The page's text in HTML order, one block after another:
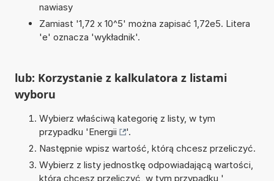
nawiasy
Zamiast '1,72 x 10^5' można zapisać 1,72e5. Litera
'e' oznacza 'wykładnik'.
lub: Korzystanie z kalkulatora z listami
wyboru
Wybierz właściwą kategorię z listy, w tym
przypadku 'Energii
'.
Następnie wpisz wartość, którą chcesz przeliczyć.
Wybierz z listy jednostkę odpowiadającą wartości,
którą chcesz przeliczyć, w tym przypadku '